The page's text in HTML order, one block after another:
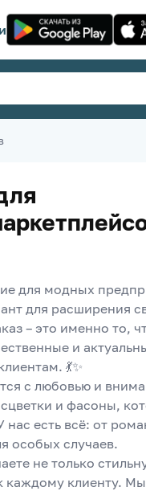
для модных
для расширения
– это именно то,
и
💃✨
с любовью и
и фасоны,
есть всё: от
особых случаев.
не только
каждому клиенту.